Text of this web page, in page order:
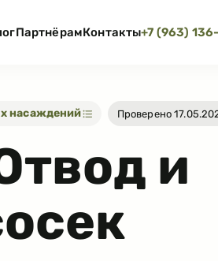
ПартнёрамКонтакты+7 (963)
насаждений Проверено
и